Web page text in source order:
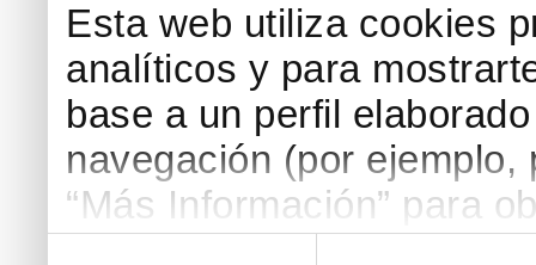
Esta web utiliza cookies
analíticos y para
base a un perfil
navegación (por
“Más Información” para